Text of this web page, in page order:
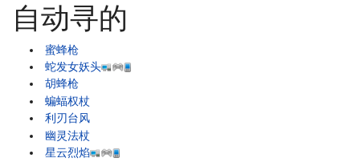
自动寻的
蜜蜂枪
蛇发女妖头
胡蜂枪
蝙蝠权杖
利刃台风
幽灵法杖
星云烈焰